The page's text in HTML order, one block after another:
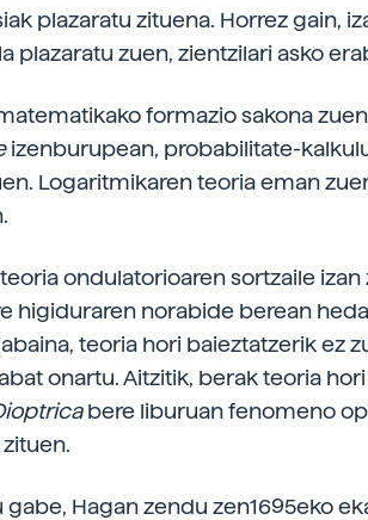
plazaratu zituena. Horrez gain,
plazaratu zuen, zientzilari asko
formazio sakona
izenburupean, probabilitate-
Logaritmikaren teoria eman
ondulatorioaren sortzaile
higiduraren norabide berean
teoria hori baieztatzerik ez
onartu. Aitzitik, berak teoria
bere liburuan fenomeno
Hagan zendu zen1695eko